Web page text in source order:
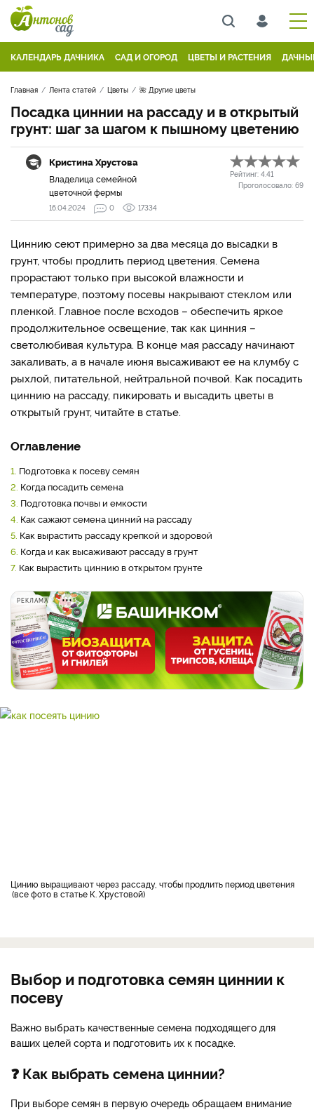
КАЛЕНДАРЬ ДАЧНИКА САД И ОГОРОД ЦВЕТЫ И РАСТЕНИЯ
Главная Лента статей Цветы 🌺 Другие цветы
Посадка циннии на рассаду и в открытый
грунт: шаг за шагом к пышному цветению
Кристина Хрустова
Владелица семейной
цветочной фермы
Рейтинг: 4.41
Проголосовало: 69
16.04.2024 0 17334
Циннию сеют примерно за два месяца до высадки в
грунт, чтобы продлить период цветения. Семена
прорастают только при высокой влажности и
температуре, поэтому посевы накрывают стеклом или
пленкой. Главное после всходов – обеспечить яркое
продолжительное освещение, так как цинния –
светолюбивая культура. В конце мая рассаду начинают
закаливать, а в начале июня высаживают ее на клумбу с
рыхлой, питательной, нейтральной почвой. Как посадить
циннию на рассаду, пикировать и высадить цветы в
открытый грунт, читайте в статье.
Оглавление
1. Подготовка к посеву семян
2. Когда посадить семена
3. Подготовка почвы и емкости
4. Как сажают семена цинний на рассаду
5. Как вырастить рассаду крепкой и здоровой
6. Когда и как высаживают рассаду в грунт
7. Как вырастить циннию в открытом грунте
РЕКЛАМА
Цинию выращивают через рассаду, чтобы продлить период цветения
все фото в статье К. Хрустовой
Выбор и подготовка семян циннии к
посеву
Важно выбрать качественные семена подходящего для
ваших целей сорта и подготовить их к посадке.
❓ Как выбрать семена циннии?
При выборе семян в первую очередь обращаем внимание